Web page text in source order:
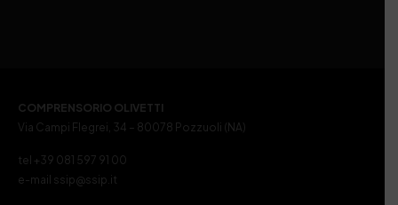
COMPRENSORIO OLIVETTI
Via Campi Flegrei, 34 – 80078 Pozzuoli (NA)
tel +39 081 597 91 00
e-mail ssip@ssip.it